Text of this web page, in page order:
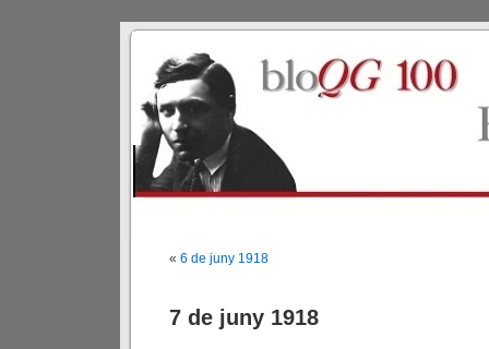
« 6 de juny 1918
7 de juny 1918